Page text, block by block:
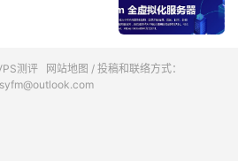
测评 网站地图 / 投稿和联络方式：